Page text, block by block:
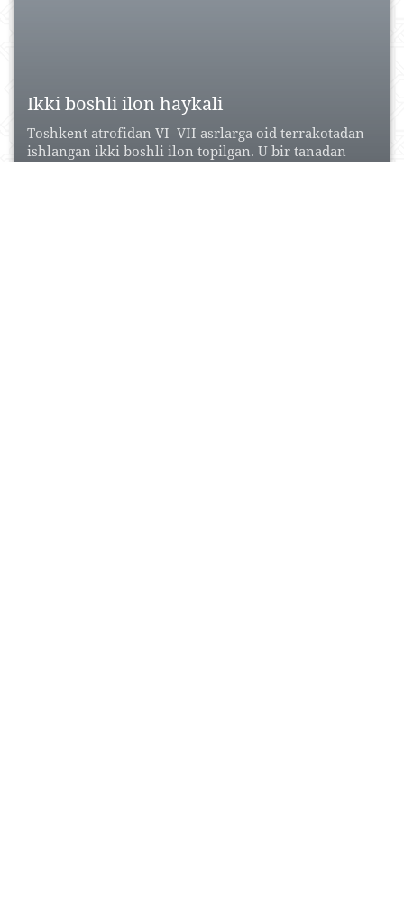
Ikki boshli ilon haykali
Toshkent atrofidan VI–VII asrlarga oid terrakotadan
ishlangan ikki boshli ilon topilgan. U bir tanadan